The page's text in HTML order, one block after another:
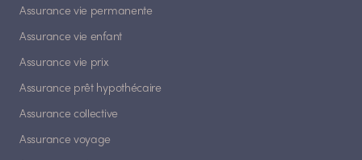
Assurance vie permanente
Assurance vie enfant
Assurance vie prix
Assurance prêt hypothécaire
Assurance collective
Assurance voyage